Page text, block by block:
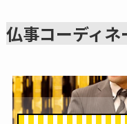
仏事コーディ